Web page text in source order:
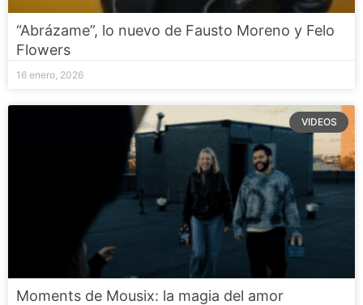
“Abrázame”, lo nuevo de Fausto Moreno y Felo
Flowers
16 enero, 2026
VIDEOS
Moments de Mousix: la magia del amor